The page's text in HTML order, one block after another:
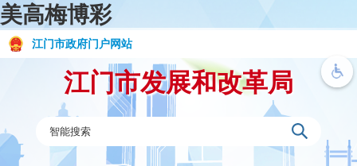
美高梅博彩
江门市政府门户网站
江门市发展和改革局